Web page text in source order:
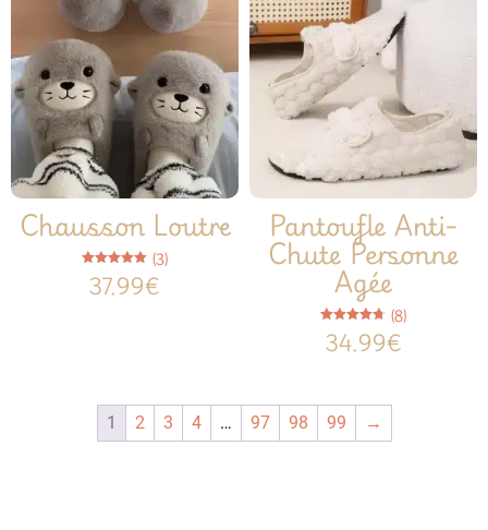
Chausson Loutre
Note
5.00
sur 5
(3)
37.99€
Pantoufle Anti-
Chute Personne
Agée
Note
4.75
sur 5
(8)
34.99€
1 2 3 4 … 97 98 99 →